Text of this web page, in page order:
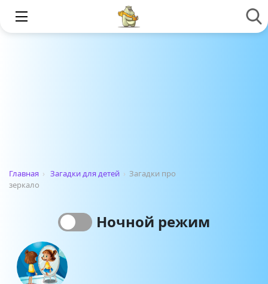
Главная › Загадки для детей › Загадки про
зеркало
Ночной режим